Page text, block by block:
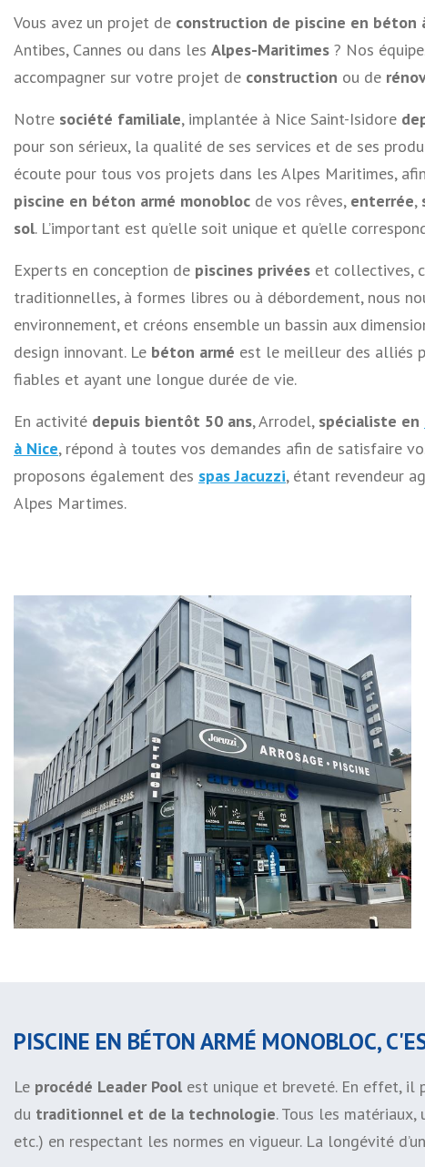
Vous avez un projet de construction de piscine en béton
Antibes, Cannes ou dans les Alpes-Maritimes ? Nos
accompagner sur votre projet de construction ou de
Notre société familiale, implantée à Nice Saint-Isidore
pour son sérieux, la qualité de ses services et de ses
écoute pour tous vos projets dans les Alpes Maritimes,
piscine en béton armé monobloc de vos rêves, enterrée,
sol. L’important est qu’elle soit unique et qu’elle
Experts en conception de piscines privées et collectives,
traditionnelles, à formes libres ou à débordement, nous
environnement, et créons ensemble un bassin aux
design innovant. Le béton armé est le meilleur des alliés
fiables et ayant une longue durée de vie.
En activité depuis bientôt 50 ans, Arrodel, spécialiste en
à Nice, répond à toutes vos demandes afin de satisfaire
proposons également des spas Jacuzzi, étant revendeur
Alpes Martimes.
PISCINE EN BÉTON ARMÉ MONOBLOC,
Le procédé Leader Pool est unique et breveté. En effet, il
du traditionnel et de la technologie. Tous les
etc.) en respectant les normes en vigueur. La longévité